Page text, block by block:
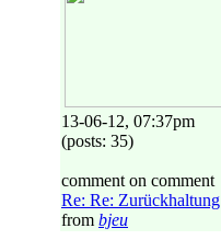
13-06-12, 07:37pm
(posts: 35)
comment on comment
Re: Re: Zurückhaltung
from bjeu